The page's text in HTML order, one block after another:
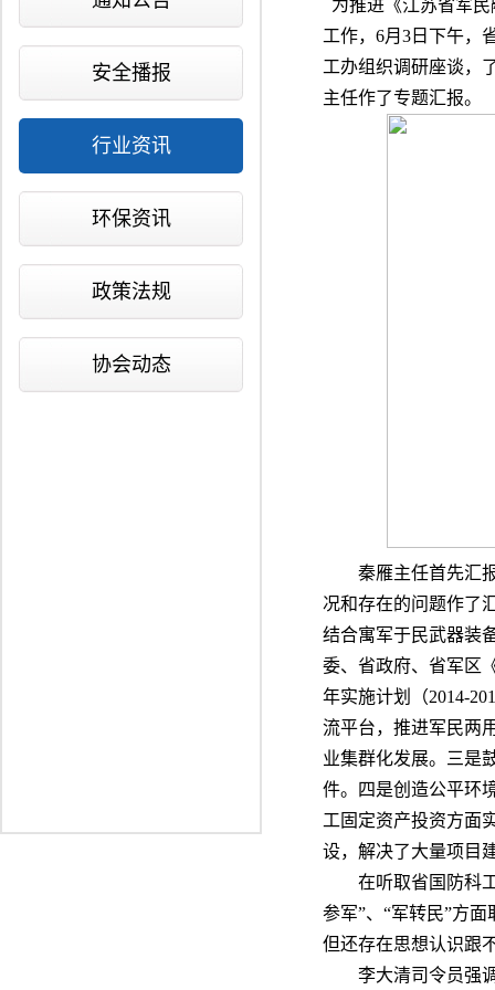
安全播报
行业资讯
环保资讯
政策法规
协会动态
为推进《江苏省军
工作，6月3日下午，
工办组织调研座谈，
主任作了专题汇报。
秦雁主任首先汇报
况和存在的问题作了
结合寓军于民武器装
委、省政府、省军区
年实施计划（2014-
流平台，推进军民两
业集群化发展。三是
件。四是创造公平环
工固定资产投资方面
设，解决了大量项目
在听取省国防科工
参军”、“军转民”方
但还存在思想认识跟
李大清司令员强调